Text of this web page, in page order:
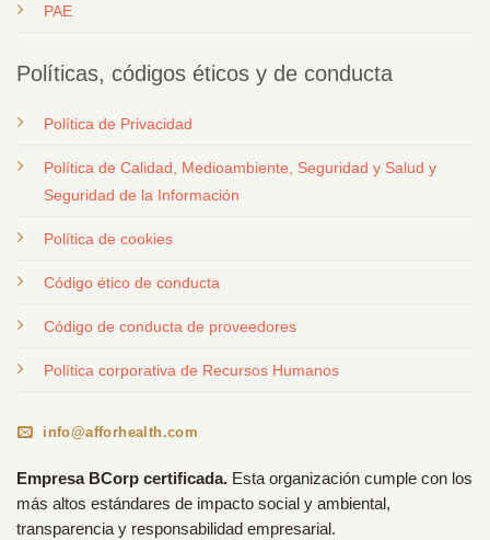
PAE
Políticas, códigos éticos y de conducta
Política de Privacidad
Política de Calidad, Medioambiente, Seguridad y Salud y
Seguridad de la Información
Política de cookies
Código ético de conducta
Código de conducta de proveedores
Política corporativa de Recursos Humanos
info@afforhealth.com
Empresa BCorp certificada. Esta organización cumple con los
más altos estándares de impacto social y ambiental,
transparencia y responsabilidad empresarial.